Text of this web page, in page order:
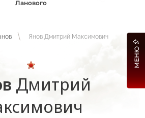
Ланового
Янов Дмитрий Максимович
Дмитрий
МЕНЮ